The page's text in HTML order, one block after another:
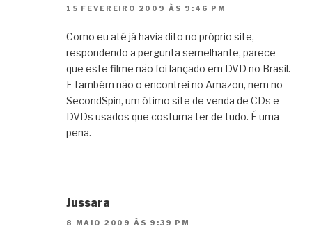
15 FEVEREIRO 2009 ÀS 9:46 PM
Como eu até já havia dito no próprio site,
respondendo a pergunta semelhante, parece
que este filme não foi lançado em DVD no Brasil.
E também não o encontrei no Amazon, nem no
SecondSpin, um ótimo site de venda de CDs e
DVDs usados que costuma ter de tudo. É uma
pena.
Jussara
8 MAIO 2009 ÀS 9:39 PM